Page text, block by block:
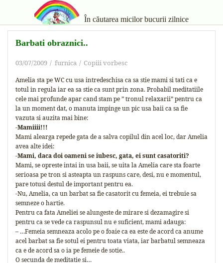
În căutarea micilor bucurii zilnice
Barbati obraznici..
03/07/2009 furnica Copiii vorbesc
Amelia sta pe WC cu usa intredeschisa ca sa stie mami si tati ca e
totul in regula iar ea sa stie ca sunt prin zona. Probabil meditatiile
cele mai profunde apar cand stam pe ” tronul relaxarii” pentru ca
la un moment dat, o manuta impinge un pic usa baii ca sa fie
vazuta si auzita mai bine:
-Mamiiii!!!
Mami alearga repede gata de a salva copilul din acel loc, dar Amelia
avea alte idei:
-Mami, daca doi oameni se iubesc, gata, ei sunt casatoriti?
Mami, se opreste intai in usa baii, se uita la Amelia care sta foarte
serioasa pe tron si asteapta un raspuns care, desi, nu e momentul,
pare totusi destul de important pentru ea.
-Nu, Amelia, ca un barbat sa fie casatorit cu femeia, ei trebuie sa
semneze o hartie.
Pentru ca fata Ameliei se alungeste de mirare si dezamagire si
pentru ca se vede ca raspunsul nu e suficient, mami adauga:
– …Femeia semneaza acolo pe o foaie ca ea este de acord ca anume
acel barbat sa fie sotul ei pentru toata viata, iar barbatul semneaza
ca e de acord sa o ia pe femeie de sotie..
O secunda de meditatie si…